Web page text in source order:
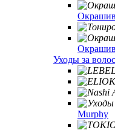
Уходы за
Murphy